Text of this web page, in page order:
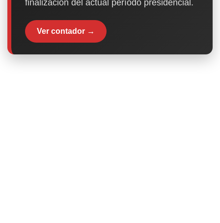
finalización del actual período presidencial.
Ver contador →